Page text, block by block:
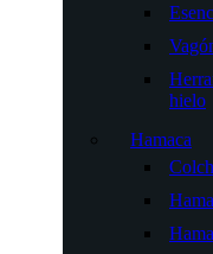
hielo
Hamaca